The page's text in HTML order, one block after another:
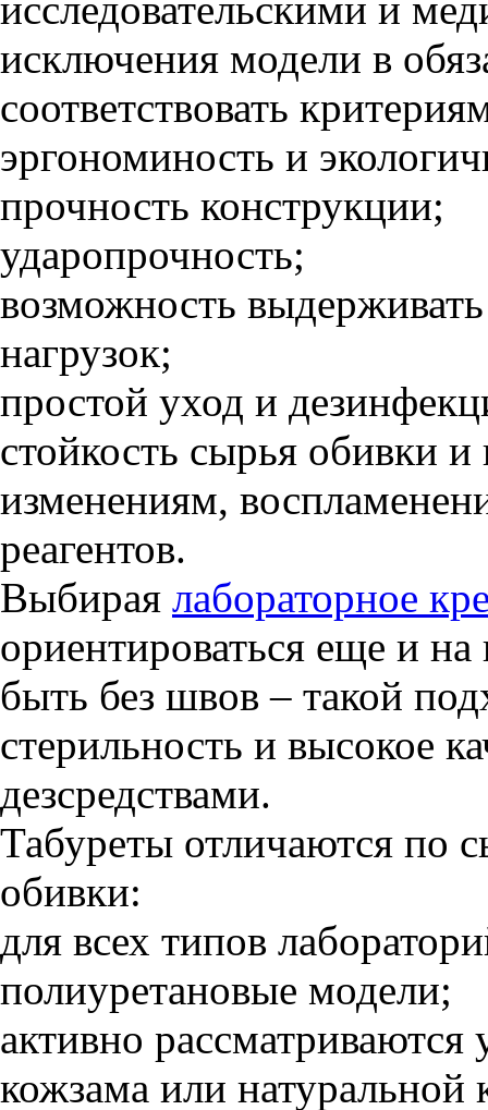
исследовательскими и
исключения модели в
соответствовать
эргономиность и
прочность конструкции;
ударопрочность;
возможность
нагрузок;
простой уход и
стойкость сырья обивки
изменениям,
реагентов.
Выбирая лабораторное
ориентироваться еще и
быть без швов – такой
стерильность и высокое
дезсредствами.
Табуреты отличаются по
обивки:
для всех типов
полиуретановые модели;
активно
кожзама или натуральной